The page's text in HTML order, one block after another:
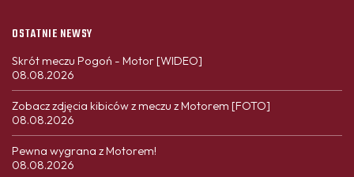
OSTATNIE NEWSY
Skrót meczu Pogoń - Motor [WIDEO]
08.08.2026
Zobacz zdjęcia kibiców z meczu z Motorem [FOTO]
08.08.2026
Pewna wygrana z Motorem!
08.08.2026